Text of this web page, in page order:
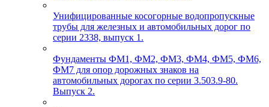
Унифицированные косогорные водопропускные
трубы для железных и автомобильных дорог по
серии 2338, выпуск 1.
Фундаменты ФМ1, ФМ2, ФМ3, ФМ4, ФМ5, ФМ6,
ФМ7 для опор дорожных знаков на
автомобильных дорогах по серии 3.503.9-80.
Выпуск 2.